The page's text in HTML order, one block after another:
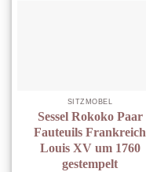
SITZMÖBEL
Sessel Rokoko Paar
Fauteuils Frankreich
Louis XV um 1760
gestempelt